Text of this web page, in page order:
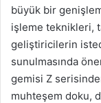
büyük bir
işleme teknikleri,
geliştiricilerin
sunulmasında
gemisi Z
muhteşem doku,